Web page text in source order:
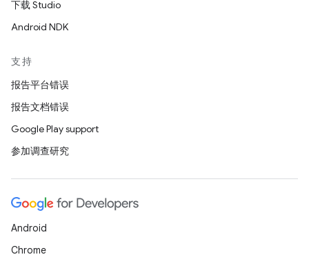
下载 Studio
Android NDK
支持
报告平台错误
报告文档错误
Google Play support
参加调查研究
Android
Chrome